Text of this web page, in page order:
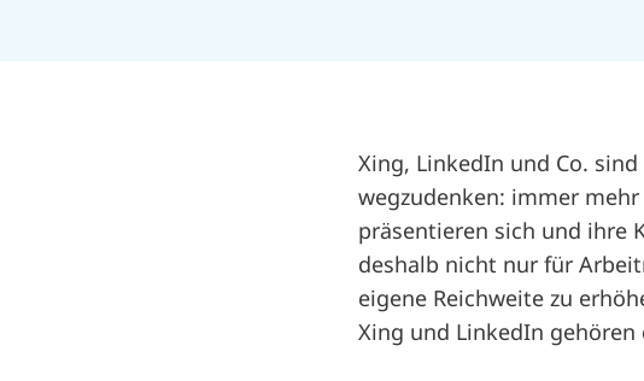
Xing, LinkedIn und Co.
wegzudenken: immer
präsentieren sich und ihre
deshalb nicht nur für
eigene Reichweite zu
Xing und LinkedIn